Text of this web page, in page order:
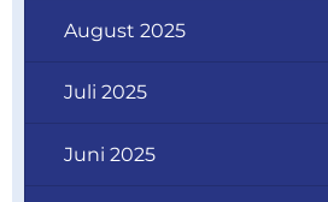
August 2025
Juli 2025
Juni 2025